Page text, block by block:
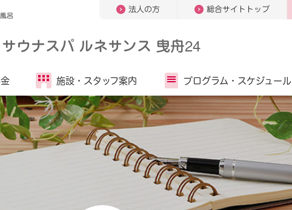
呂
法人の方 総合サイトトップ
サウナスパ ルネサンス 曳舟24
施設・ スタッフ案内 プログラム・ スケジュール